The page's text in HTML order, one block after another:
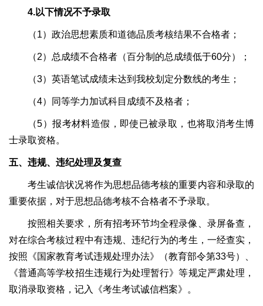
4.以下情况不予录取
（1）政治思想素质和道德品质考核结果不合格者；
（2）总成绩不合格者（百分制的总成绩低于60分）；
（3）英语笔试成绩未达到我校划定分数线的考生；
（4）同等学力加试科目成绩不及格者；
（5）报考材料造假，即使已被录取，也将取消考生博
士录取资格。
五、违规、违纪处理及复查
考生诚信状况将作为思想品德考核的重要内容和录取的
重要依据，对于思想品德考核不合格者不予录取。
按照相关要求，所有招考环节均全程录像、录屏备查，
对在综合考核过程中有违规、违纪行为的考生，一经查实，
按照《国家教育考试违规处理办法》（教育部令第33号）、
《普通高等学校招生违规行为处理暂行》等规定严肃处理，
取消录取资格，记入《考生考试诚信档案》。